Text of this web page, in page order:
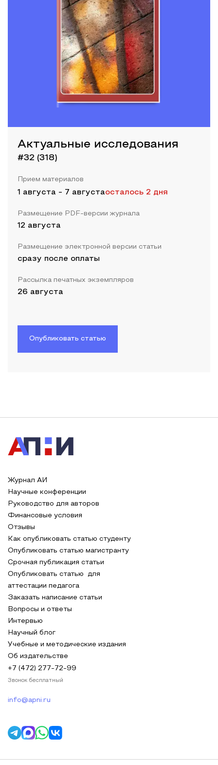
Актуальные исследования
#32 (318)
Прием материалов
1 августа - 7 августаосталось 2 дня
Размещение PDF-версии журнала
12 августа
Размещение электронной версии статьи
сразу после оплаты
Рассылка печатных экземпляров
26 августа
Опубликовать статью
Журнал АИ
Научные конференции
Руководство для авторов
Финансовые условия
Отзывы
Как опубликовать статью студенту
Опубликовать статью магистранту
Срочная публикация статьи
Опубликовать статью для
аттестации педагога
Заказать написание статьи
Вопросы и ответы
Интервью
Научный блог
Учебные и методические издания
Об издательстве
+7 (472) 277-72-99
Звонок бесплатный
info@apni.ru